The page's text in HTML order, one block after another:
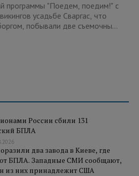
программы "Поедем, поедим!" с
усадьбе Сваргас, что
побывали две съемочны...
России сбили 131
БПЛА
два завода в Киеве, где
БПЛА. Западные СМИ сообщают,
из них принадлежит США